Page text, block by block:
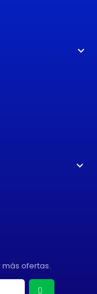
ofertas.